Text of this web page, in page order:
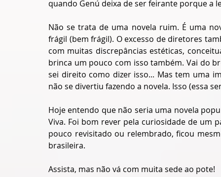
quando Genú deixa de ser feirante porque a
Não se trata de uma novela ruim. É uma
frágil (bem frágil). O excesso de diretores
com muitas discrepâncias estéticas,
brinca um pouco com isso também. Vai do
sei direito como dizer isso... Mas tem uma
não se divertiu fazendo a novela. Isso (essa
Hoje entendo que não seria uma novela
Viva. Foi bom rever pela curiosidade de um
pouco revisitado ou relembrado, ficou
brasileira.
Assista, mas não vá com muita sede ao pote!